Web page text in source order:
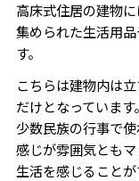
高床式住居の建物
集められた生活用
す。
こちらは建物内は
だけとなっています。
少数民族の行事で
感じが雰囲気とも
生活を感じることが